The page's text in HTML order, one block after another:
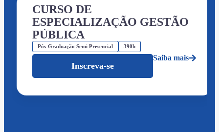
CURSO DE
ESPECIALIZAÇÃO GESTÃO
PÚBLICA
Pós-Graduação Semi Presencial 390h
Inscreva-se
Saiba mais